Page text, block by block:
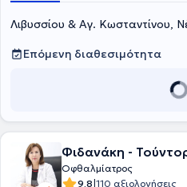
Λιβυσσίου & Αγ. Κωσταντίνου,
Επόμενη διαθεσιμότητα
Φιδανάκη -
Οφθαλμίατρος
9.8|110 αξιολογήσεις